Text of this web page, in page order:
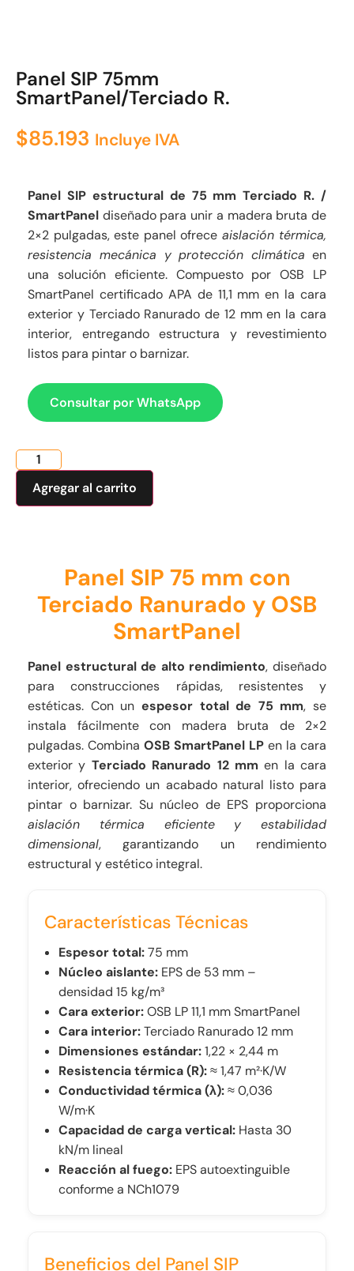
Panel SIP 75mm
SmartPanel/Terciado R.
$85.193 Incluye IVA
Panel SIP estructural de 75 mm Terciado R. /
SmartPanel diseñado para unir a madera bruta de
2×2 pulgadas, este panel ofrece aislación térmica,
resistencia mecánica y protección climática en
una solución eficiente. Compuesto por OSB LP
SmartPanel certificado APA de 11,1 mm en la cara
exterior y Terciado Ranurado de 12 mm en la cara
interior, entregando estructura y revestimiento
listos para pintar o barnizar.
Consultar por WhatsApp
Agregar al carrito
Panel SIP 75 mm con
Terciado Ranurado y OSB
SmartPanel
Panel estructural de alto rendimiento, diseñado
para construcciones rápidas, resistentes y
estéticas. Con un espesor total de 75 mm, se
instala fácilmente con madera bruta de 2×2
pulgadas. Combina OSB SmartPanel LP en la cara
exterior y Terciado Ranurado 12 mm en la cara
interior, ofreciendo un acabado natural listo para
pintar o barnizar. Su núcleo de EPS proporciona
aislación térmica eficiente y estabilidad
dimensional, garantizando un rendimiento
estructural y estético integral.
Características Técnicas
Espesor total:75 mm
Núcleo aislante: EPS de 53 mm –
densidad 15 kg/m³
Cara exterior:OSB LP 11,1 mm SmartPanel
Cara interior:Terciado Ranurado 12 mm
Dimensiones estándar:1,22 × 2,44 m
Resistencia térmica (R):≈ 1,47 m²·K/W
Conductividad térmica (λ):≈ 0,036
W/m·K
Capacidad de carga vertical: Hasta 30
kN/m lineal
Reacción al fuego: EPS autoextinguible
conforme a NCh1079
Beneficios del Panel SIP